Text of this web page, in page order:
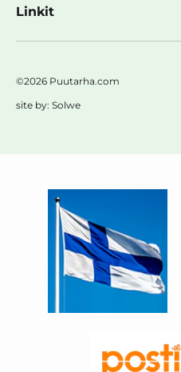
Linkit
©2026 Puutarha.com
site by: Solwe